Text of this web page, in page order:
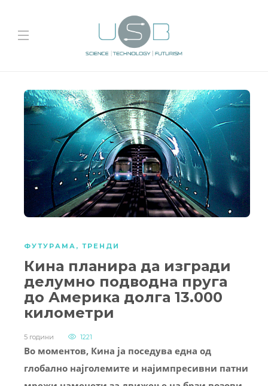
ФУТУРАМА , ТРЕНДИ
Кина планира да изгради
делумно подводна пруга
до Америка долга 13.000
километри
5 години 1221
Во моментов, Кина ја поседува една од
глобално најголемите и најимпресивни патни